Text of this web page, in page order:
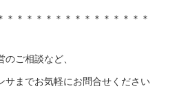
＊＊＊＊＊＊＊＊＊＊＊＊＊＊＊
ご相談など、
サまでお気軽にお問合せください